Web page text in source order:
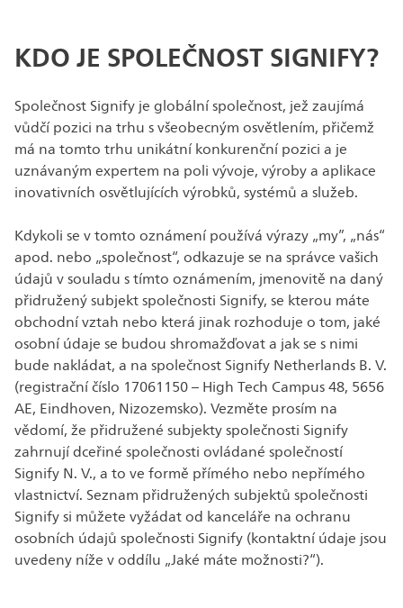
KDO JE SPOLEČNOST SIGNIFY?
Společnost Signify je globální společnost, jež zaujímá
vůdčí pozici na trhu s všeobecným osvětlením, přičemž
má na tomto trhu unikátní konkurenční pozici a je
uznávaným expertem na poli vývoje, výroby a aplikace
inovativních osvětlujících výrobků, systémů a služeb.
Kdykoli se v tomto oznámení používá výrazy „my”, „nás“
apod. nebo „společnost“, odkazuje se na správce vašich
údajů v souladu s tímto oznámením, jmenovitě na daný
přidružený subjekt společnosti Signify, se kterou máte
obchodní vztah nebo která jinak rozhoduje o tom, jaké
osobní údaje se budou shromažďovat a jak se s nimi
bude nakládat, a na společnost Signify Netherlands B. V.
(registrační číslo 17061150 – High Tech Campus 48, 5656
AE, Eindhoven, Nizozemsko). Vezměte prosím na
vědomí, že přidružené subjekty společnosti Signify
zahrnují dceřiné společnosti ovládané společností
Signify N. V., a to ve formě přímého nebo nepřímého
vlastnictví. Seznam přidružených subjektů společnosti
Signify si můžete vyžádat od kanceláře na ochranu
osobních údajů společnosti Signify (kontaktní údaje jsou
uvedeny níže v oddílu „Jaké máte možnosti?“).